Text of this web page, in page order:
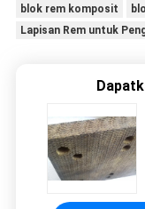
blok rem komposit
Lapisan Rem untuk